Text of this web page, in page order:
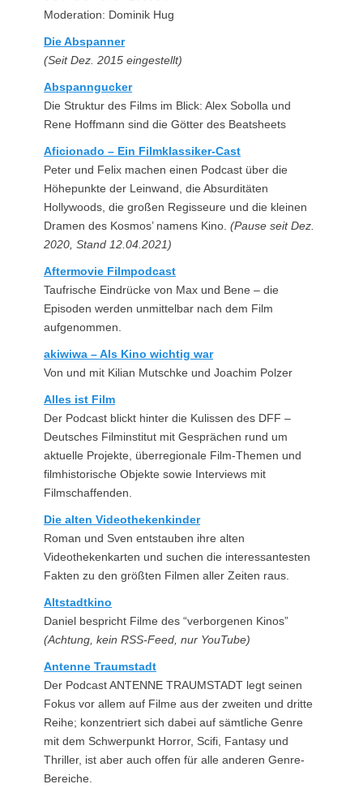
Moderation: Dominik Hug
Die Abspanner
(Seit Dez. 2015 eingestellt)
Abspanngucker
Die Struktur des Films im Blick: Alex Sobolla und
Rene Hoffmann sind die Götter des Beatsheets
Aficionado – Ein Filmklassiker-Cast
Peter und Felix machen einen Podcast über die
Höhepunkte der Leinwand, die Absurditäten
Hollywoods, die großen Regisseure und die kleinen
Dramen des Kosmos’ namens Kino. (Pause seit Dez.
2020, Stand 12.04.2021)
Aftermovie Filmpodcast
Taufrische Eindrücke von Max und Bene – die
Episoden werden unmittelbar nach dem Film
aufgenommen.
akiwiwa – Als Kino wichtig war
Von und mit Kilian Mutschke und Joachim Polzer
Alles ist Film
Der Podcast blickt hinter die Kulissen des DFF –
Deutsches Filminstitut mit Gesprächen rund um
aktuelle Projekte, überregionale Film-Themen und
filmhistorische Objekte sowie Interviews mit
Filmschaffenden.
Die alten Videothekenkinder
Roman und Sven entstauben ihre alten
Videothekenkarten und suchen die interessantesten
Fakten zu den größten Filmen aller Zeiten raus.
Altstadtkino
Daniel bespricht Filme des “verborgenen Kinos”
(Achtung, kein RSS-Feed, nur YouTube)
Antenne Traumstadt
Der Podcast ANTENNE TRAUMSTADT legt seinen
Fokus vor allem auf Filme aus der zweiten und dritte
Reihe; konzentriert sich dabei auf sämtliche Genre
mit dem Schwerpunkt Horror, Scifi, Fantasy und
Thriller, ist aber auch offen für alle anderen Genre-
Bereiche.